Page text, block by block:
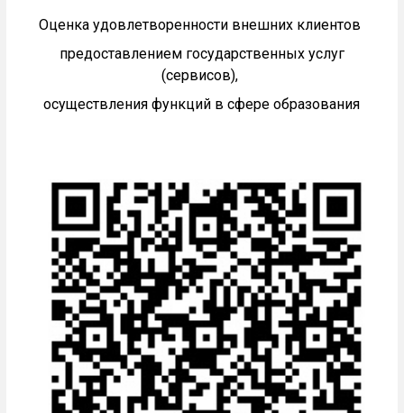
Оценка удовлетворенности внешних клиентов
предоставлением государственных услуг
(сервисов),
осуществления функций в сфере образования